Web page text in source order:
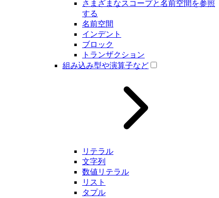
さまざまなスコープと名前空間を参照
する
名前空間
インデント
ブロック
トランザクション
組み込み型や演算子など
リテラル
文字列
数値リテラル
リスト
タプル